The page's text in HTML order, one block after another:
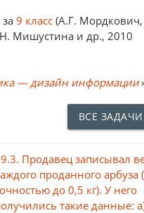
за9 класс (А.Г. Мордкович,
Мишустина и др., 2010
— дизайн информации
ВСЕ ЗАДАЧИ
Продавец записывал
проданного арбуза
до 0,5 кг). У него
такие данные: